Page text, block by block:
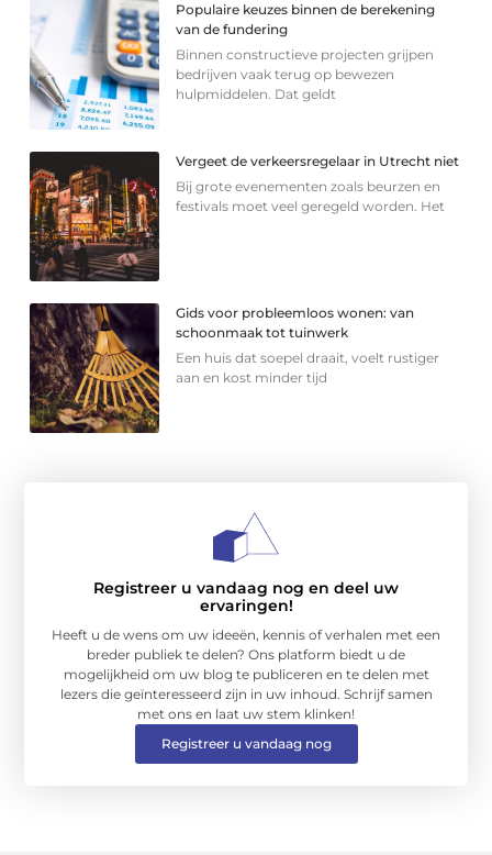
Populaire keuzes binnen de berekening
van de fundering
Binnen constructieve projecten grijpen
bedrijven vaak terug op bewezen
hulpmiddelen. Dat geldt
Vergeet de verkeersregelaar in Utrecht niet
Bij grote evenementen zoals beurzen en
festivals moet veel geregeld worden. Het
Gids voor probleemloos wonen: van
schoonmaak tot tuinwerk
Een huis dat soepel draait, voelt rustiger
aan en kost minder tijd
Registreer u vandaag nog en deel uw
ervaringen!
Heeft u de wens om uw ideeën, kennis of verhalen met een
breder publiek te delen? Ons platform biedt u de
mogelijkheid om uw blog te publiceren en te delen met
lezers die geïnteresseerd zijn in uw inhoud. Schrijf samen
met ons en laat uw stem klinken!
Registreer u vandaag nog